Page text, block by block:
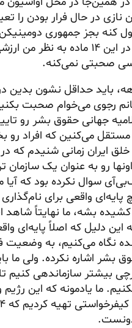
نازی در حال فرار بودن
کنه بجز جمهوری
این یادداشت تفاهم صحبت
صحبتی نمی‌کنه.
باید حداقل نشون بدین در
جهانی حقوق بشر رو
می‌کنین که افراد رو
خلق ایران زمانی شنیدم
رو به عنوان یک سازمان
سوال نکرده بود که آیا
پایه‌ای واقعی برای
بشه، ما نهایتاً شاهد
دلیل که اصلاً پایه‌ای
اشاره نکرده. ولی ما
بیشتر سازماندهی کنیم
ما یادمونه که این